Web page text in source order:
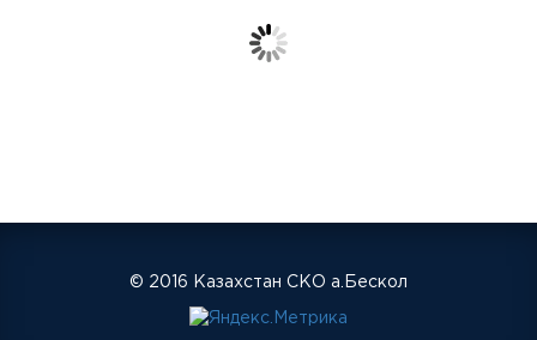
© 2016 Казахстан СКО а.Бескол